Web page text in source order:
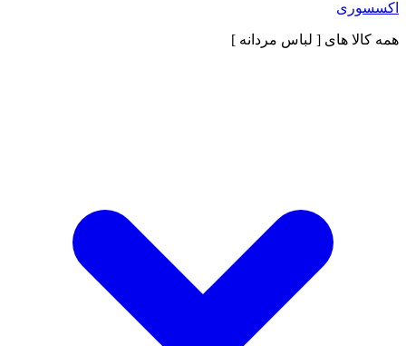
اکسسوری
همه کالا های [ لباس مردانه ]